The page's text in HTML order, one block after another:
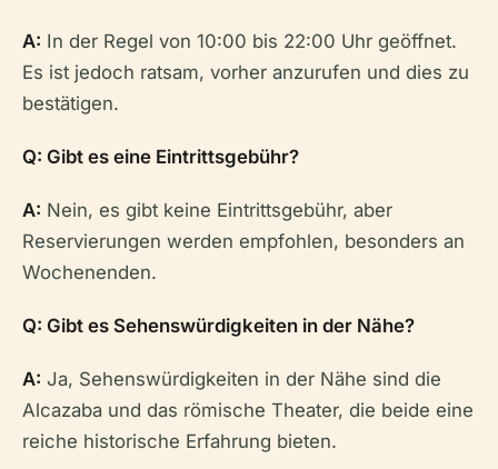
A: In der Regel von 10:00 bis 22:00 Uhr geöffnet.
Es ist jedoch ratsam, vorher anzurufen und dies zu
bestätigen.
Q: Gibt es eine Eintrittsgebühr?
A: Nein, es gibt keine Eintrittsgebühr, aber
Reservierungen werden empfohlen, besonders an
Wochenenden.
Q: Gibt es Sehenswürdigkeiten in der Nähe?
A: Ja, Sehenswürdigkeiten in der Nähe sind die
Alcazaba und das römische Theater, die beide eine
reiche historische Erfahrung bieten.